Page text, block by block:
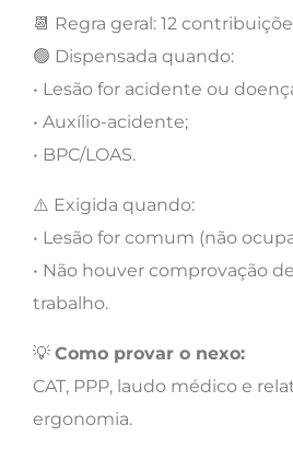
📆 Regra geral: 12
🟢 Dispensada quando:
• Lesão for acidente ou
• Auxílio-acidente;
• BPC/LOAS.
⚠️ Exigida quando:
• Lesão for comum (não
• Não houver comprovação
trabalho.
💡 Como provar o nexo:
CAT, PPP, laudo médico e
ergonomia.